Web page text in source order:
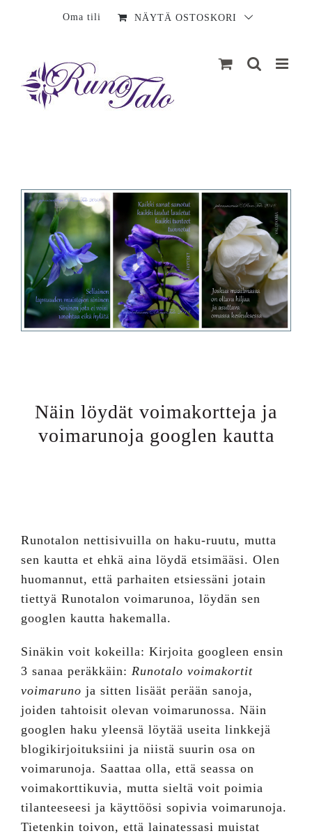
Oma tili NÄYTÄ OSTOSKORI
Näin löydät voimakortteja ja
voimarunoja googlen kautta
Runotalon nettisivuilla on haku-ruutu, mutta
sen kautta et ehkä aina löydä etsimääsi. Olen
huomannut, että parhaiten etsiessäni jotain
tiettyä Runotalon voimarunoa, löydän sen
googlen kautta hakemalla.
Sinäkin voit kokeilla: Kirjoita googleen ensin
3 sanaa peräkkäin: Runotalo voimakortit
voimaruno ja sitten lisäät perään sanoja,
joiden tahtoisit olevan voimarunossa. Näin
googlen haku yleensä löytää useita linkkejä
blogikirjoituksiini ja niistä suurin osa on
voimarunoja. Saattaa olla, että seassa on
voimakorttikuvia, mutta sieltä voit poimia
tilanteeseesi ja käyttöösi sopivia voimarunoja.
Tietenkin toivon, että lainatessasi muistat